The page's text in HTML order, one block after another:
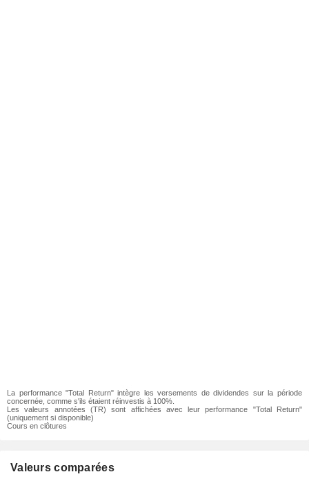
La performance "Total Return" intègre les versements de dividendes sur la période
concernée, comme s'ils étaient réinvestis à 100%.
Les valeurs annotées (TR) sont affichées avec leur performance "Total Return"
(uniquement si disponible)
Cours en clôtures
Valeurs comparées